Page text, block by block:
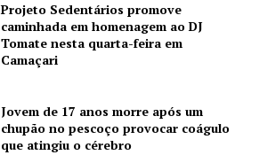
Projeto Sedentários promove
caminhada em homenagem ao DJ
Tomate nesta quarta-feira em
Camaçari
Jovem de 17 anos morre após um
chupão no pescoço provocar coágulo
que atingiu o cérebro